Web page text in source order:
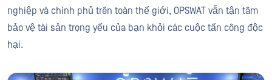
nghiệp và chính phủ trên toàn thế giới, OPSWAT vẫn tận tâm
bảo vệ tài sản trọng yếu của bạn khỏi các cuộc tấn công độc
hại.